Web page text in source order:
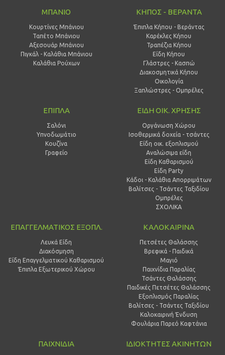
ΜΠΑΝΙΟ
Κουρτίνες Μπάνιου
Ταπέτο Μπάνιου
Αξεσουάρ Μπάνιου
Πιγκάλ - Καλάθια Μπάνιου
Καλάθια Ρούχων
ΚΗΠΟΣ - ΒΕΡΑΝΤΑ
Έπιπλα Κήπου - Βεράντας
Καρέκλες Κήπου
Τραπέζια Κήπου
Είδη Κήπου
Γλάστρες - Κασπώ
Διακοσμητικά Κήπου
Οικολογία
Ξαπλώστρες - Ομπρέλες
ΕΠΙΠΛΑ
Σαλόνι
Υπνοδωμάτιο
Κουζίνα
Γραφείο
ΕΙΔΗ ΟΙΚ. ΧΡΗΣΗΣ
Οργάνωση Χώρου
Ισοθερμικά δοχεία - τσάντες
Είδη οικ. εξοπλισμού
Αναλώσιμα είδη
Είδη Καθαρισμού
Είδη Party
Κάδοι - Καλάθια Απορριμάτων
Βαλίτσες - Τσάντες Ταξιδίου
Ομπρέλες
ΣΧΟΛΙΚΑ
ΕΠΑΓΓΕΛΜΑΤΙΚΟΣ ΕΞΟΠΛ.
Λευκά Είδη
Διακόσμηση
Είδη Επαγγελματικού Καθαρισμού
Έπιπλα Εξωτερικού Χώρου
ΚΑΛΟΚΑΙΡΙΝΑ
Πετσέτες Θαλάσσης
Βρεφικά - Παιδικά
Μαγιό
Παιχνίδια Παραλίας
Τσάντες Θαλάσσης
Παιδικές Πετσέτες Θαλάσσης
Εξοπλισμός Παραλίας
Βαλίτσες - Τσάντες Ταξιδίου
Καλοκαιρινή Ένδυση
Φουλάρια Παρεό Καφτάνια
ΠΑΙΧΝΙΔΙΑ ΙΔΙΟΚΤΗΤΕΣ ΑΚΙΝΗΤΩΝ